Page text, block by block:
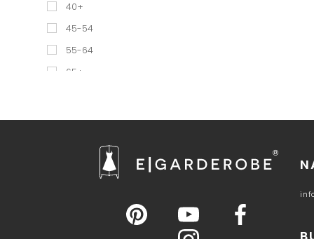
SPORTOWY
TRÓJKĄT
40+
45-54
55-64
65+